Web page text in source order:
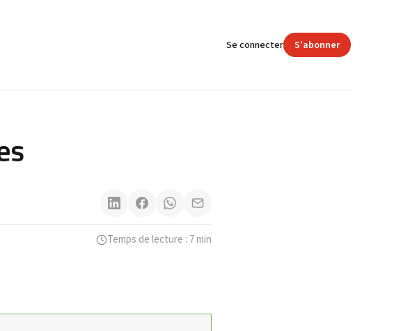
Se connecter S'abonner
Temps de lecture : 7 min